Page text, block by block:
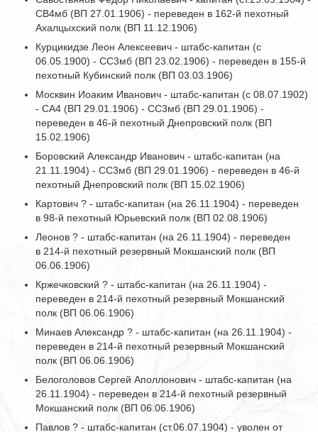
СВ4мб (ВП 27.01.1906) - переведен в 162-й пехотный
Ахалцыхский полк (ВП 11.12.1906)
Курцикидзе Леон Алексеевич - штабс-капитан (с
06.05.1900) - СС3мб (ВП 23.02.1906) - переведен в 155-й
пехотный Кубинский полк (ВП 03.03.1906)
Москвин Иоаким Иванович - штабс-капитан (с 08.07.1902)
- СА4 (ВП 29.01.1906) - СС3мб (ВП 29.01.1906) -
переведен в 46-й пехотный Днепровский полк (ВП
15.02.1906)
Боровский Александр Иванович - штабс-капитан (на
21.11.1904) - СС3мб (ВП 29.01.1906) - переведен в 46-й
пехотный Днепровский полк (ВП 15.02.1906)
Картович ? - штабс-капитан (на 26.11.1904) - переведен
в 98-й пехотный Юрьевский полк (ВП 02.08.1906)
Леонов ? - штабс-капитан (на 26.11.1904) - переведен
в 214-й пехотный резервный Мокшанский полк (ВП
06.06.1906)
Кржечковский ? - штабс-капитан (на 26.11.1904) -
переведен в 214-й пехотный резервный Мокшанский
полк (ВП 06.06.1906)
Минаев Александр ? - штабс-капитан (на 26.11.1904) -
переведен в 214-й пехотный резервный Мокшанский
полк (ВП 06.06.1906)
Белоголовов Сергей Аполлонович - штабс-капитан (на
26.11.1904) - переведен в 214-й пехотный резервный
Мокшанский полк (ВП 06.06.1906)
Павлов ? - штабс-капитан (ст.06.07.1904) - уволен от